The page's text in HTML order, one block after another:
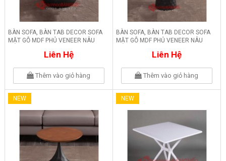
BÀN SOFA, BÀN TAB DECOR SOFA
MẶT GỖ MDF PHỦ VENEER NÂU
Liên Hệ
Thêm vào giỏ hàng
BÀN SOFA, BÀN TAB DECOR SOFA
MẶT GỖ MDF PHỦ VENEER NÂU
Liên Hệ
Thêm vào giỏ hàng
NEW NEW